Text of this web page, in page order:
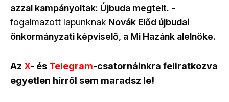
azzal kampányoltak: Újbuda megtelt. -
fogalmazott lapunknak Novák Előd újbudai
önkormányzati képviselő, a Mi Hazánk alelnöke.
Az X- és Telegram-csatornáinkra feliratkozva
egyetlen hírről sem maradsz le!